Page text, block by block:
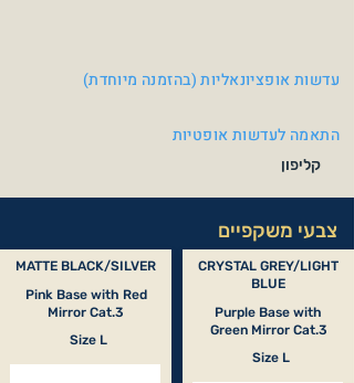
עדשות אופציונאליות (בהזמנה מיוחדת)
התאמה לעדשות אופטיות
קליפון
צבעי משקפיים
MATTE BLACK/SILVER
Pink Base with Red
Mirror Cat.3
Size L
CRYSTAL GREY/LIGHT
BLUE
Purple Base with
Green Mirror Cat.3
Size L